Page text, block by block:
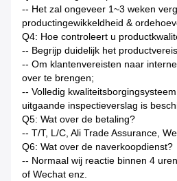
-- Het zal ongeveer 1~3 weken
productingewikkeldheid &
Q4: Hoe controleert u
-- Begrijp duidelijk het
-- Om klantenvereisten naar
over te brengen;
-- Volledig
uitgaande inspectieverslag is
Q5: Wat over de betaling?
-- T/T, L/C, Ali Trade Assurance,
Q6: Wat over de naverkoopdienst?
-- Normaal wij reactie binnen 4
of Wechat enz.